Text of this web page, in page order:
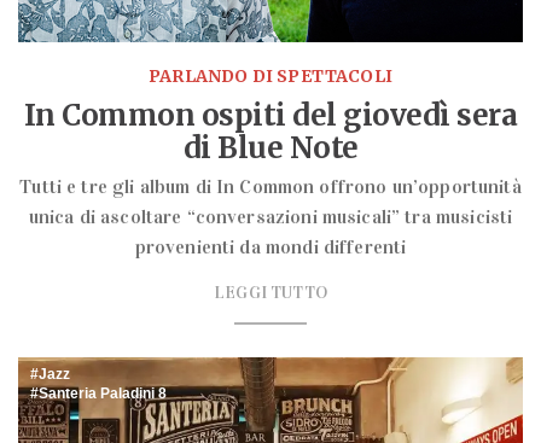
PARLANDO DI SPETTACOLI
In Common ospiti del giovedì sera
di Blue Note
Tutti e tre gli album di In Common offrono un’opportunità
unica di ascoltare “conversazioni musicali” tra musicisti
provenienti da mondi differenti
LEGGI TUTTO
Jazz
Santeria Paladini 8